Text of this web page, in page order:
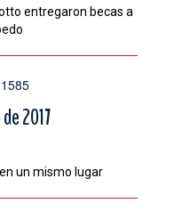
entregaron becas a
2017
un mismo lugar